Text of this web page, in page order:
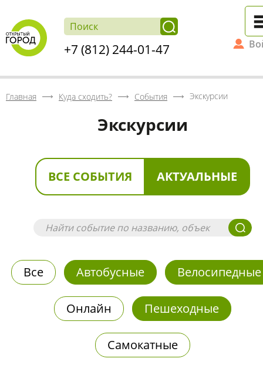
+7 (812) 244-01-47
Главная Куда сходить? События Экскурсии
Экскурсии
ВСЕ СОБЫТИЯ АКТУАЛЬНЫЕ
Все Автобусные Велосипедные
Онлайн Пешеходные
Самокатные